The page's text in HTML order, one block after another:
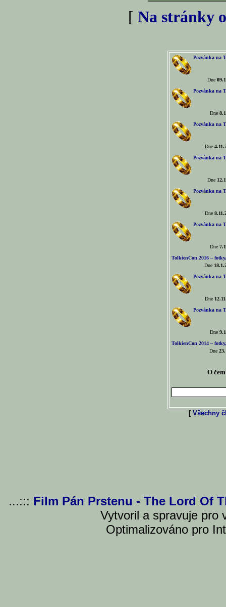
[ Na stránky
Pozvánka na
Dne
Pozvánka na
Dne
Pozvánka na
Dne
Pozvánka na
Dne
Pozvánka na
Dne
Pozvánka na
Dne
TolkienCon 2016 –
Dne
Pozvánka na
Dne
Pozvánka na
Dne
TolkienCon 2014 –
Dne
O
[ Všechny
...::: Film Pán Prstenu - The Lord Of
Vytvoril a spravuje pro
Optimalizováno pro